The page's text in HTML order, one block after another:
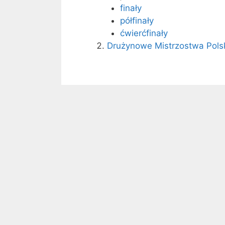
finały
półfinały
ćwierćfinały
Drużynowe Mistrzostwa